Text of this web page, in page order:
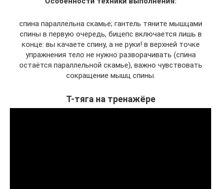
спина параллельна скамье; гантель тяните мышцами
спины в первую очередь, бицепс включается лишь в
конце: вы качаете спину, а не руки! в верхней точке
упражнения тело не нужно разворачивать (спина
остаётся параллельной скамье), важно чувствовать
сокращение мышц спины.
Т-тяга на тренажёре